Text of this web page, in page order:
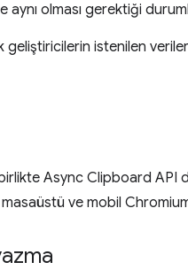
aynı olması gerektiği
istenilen
Async Clipboard API
ve mobil